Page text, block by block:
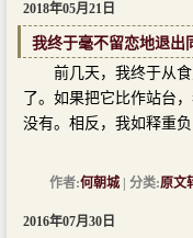
2018年05月21日
我终于毫不留恋地退出
前几天，我终于从食
了。如果把它比作站台
没有。相反，我如释重
作者:何朝城 | 分类:原文
2016年07月30日